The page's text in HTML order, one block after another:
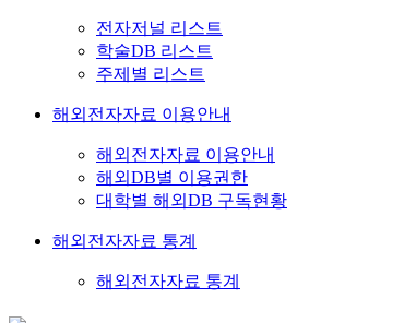
전자저널 리스트
학술DB 리스트
주제별 리스트
해외전자자료 이용안내
해외전자자료 이용안내
해외DB별 이용권한
대학별 해외DB 구독현황
해외전자자료 통계
해외전자자료 통계